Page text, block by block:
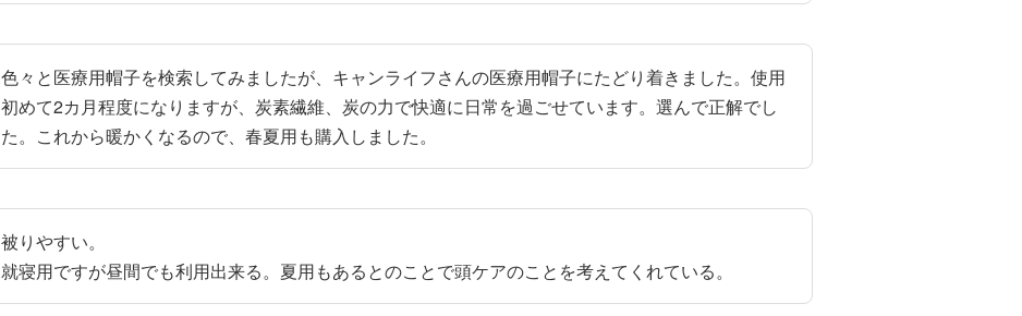
色々と医療用帽子を検索してみましたが、キャンライフさんの医療用帽子にたどり着きました。使用
初めて2カ月程度になりますが、炭素繊維、炭の力で快適に日常を過ごせています。選んで正解でし
た。これから暖かくなるので、春夏用も購入しました。
被りやすい。
就寝用ですが昼間でも利用出来る。夏用もあるとのことで頭ケアのことを考えてくれている。